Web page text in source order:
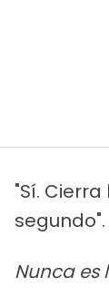
"Sí.
segundo".
Nunca es